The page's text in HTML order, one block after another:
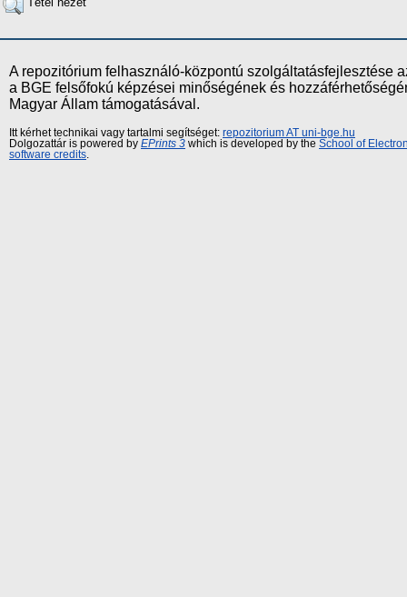
A repozitórium felhasználó-központú szolgáltatásfejlesztése
a BGE felsőfokú képzései minőségének és
Magyar Állam támogatásával.
Itt kérhet technikai vagy tartalmi segítséget: repozitorium AT uni-bge.hu
Dolgozattár is powered by EPrints 3 which is developed by the School of
software credits